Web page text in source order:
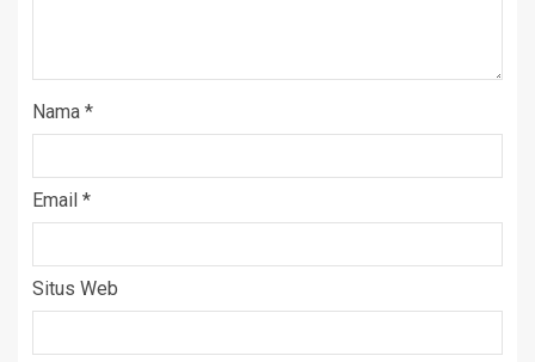
Nama *
Email *
Situs Web